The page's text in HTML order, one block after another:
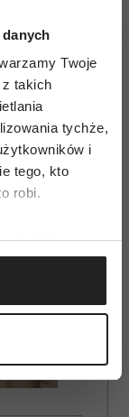
Twoje
takich
tychże,
i
tego, kto
robi.
lokalizacji
kilku metrów
preferencje w